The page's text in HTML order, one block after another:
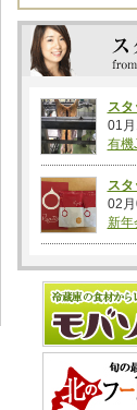
ス
01月
有機
ス
02月
新